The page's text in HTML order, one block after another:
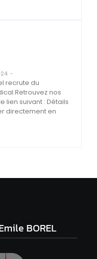
-
recrute du
nos
lien suivant : Détails
directement en
BOREL